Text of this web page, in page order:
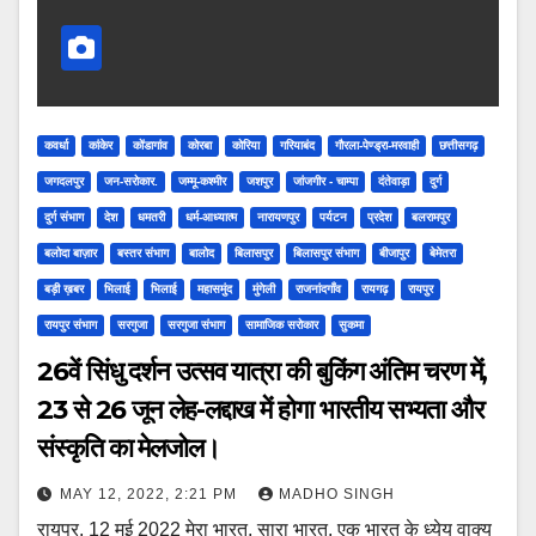
कवर्धा कांकेर कोंडागांव कोरबा कोरिया गरियाबंद गौरला-पेण्ड्रा-मरवाही छत्तीसगढ़
जगदलपुर जन-सरोकार. जम्मू-कश्मीर जशपुर जांजगीर - चाम्पा दंतेवाड़ा दुर्ग
दुर्ग संभाग देश धमतरी धर्म-आध्यात्म नारायणपुर पर्यटन प्रदेश बलरामपुर
बलोदा बाज़ार बस्तर संभाग बालोद बिलासपुर बिलासपुर संभाग बीजापुर बेमेतरा
बड़ी ख़बर भिलाई भिलाई महासमुंद मुंगेली राजनांदगाँव रायगढ़ रायपुर
रायपुर संभाग सरगुजा सरगुजा संभाग सामाजिक सरोकार सुकमा
26वें सिंधु दर्शन उत्सव यात्रा की बुकिंग अंतिम चरण में,
23 से 26 जून लेह-लद्दाख में होगा भारतीय सभ्यता और
संस्कृति का मेलजोल।
MAY 12, 2022, 2:21 PM MADHO SINGH
रायपुर, 12 मई 2022 मेरा भारत, सारा भारत, एक भारत के ध्येय वाक्य